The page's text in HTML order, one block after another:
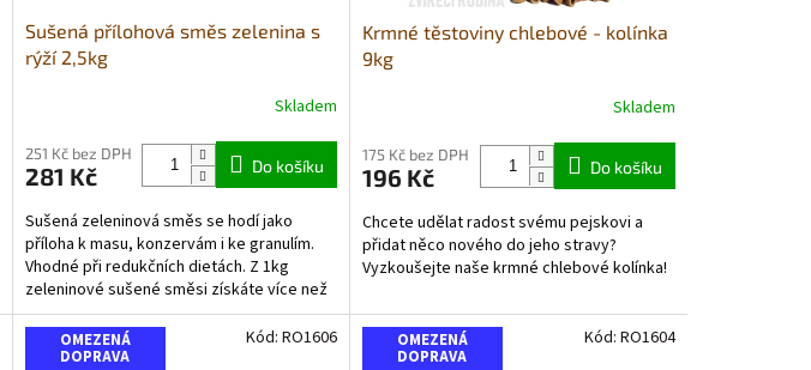
Sušená přílohová směs zelenina s
rýží 2,5kg
produktu
je
z
5
hvězdiček.
Skladem
251 Kč bez DPH
281 Kč Do košíku
Sušená zeleninová směs se hodí jako
příloha k masu, konzervám i ke granulím.
Vhodné při redukčních dietách. Z 1kg
zeleninové sušené směsi získáte více než
2kg vařené. Směs je...
Krmné těstoviny chlebové - kolínka
9kg
Skladem
175 Kč bez DPH
196 Kč Do košíku
Chcete udělat radost svému pejskovi a
přidat něco nového do jeho stravy?
Vyzkoušejte naše krmné chlebové kolínka!
OMEZENÁ
DOPRAVA
Kód: RO1606 OMEZENÁ
DOPRAVA
Kód: RO1604